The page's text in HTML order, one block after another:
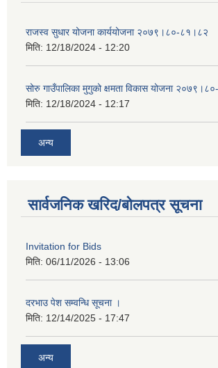
राजस्व सुधार योजना कार्ययोजना २०७९।८०-८१।८२
मिति: 12/18/2024 - 12:20
सोरु गाउँपालिका मुगुको क्षमता विकास योजना
मिति: 12/18/2024 - 12:17
अन्य
सार्वजनिक खरिद/बोलपत्र सूचना
Invitation for Bids
मिति: 06/11/2026 - 13:06
दरभाउ पेश सम्वन्धि सूचना ।
मिति: 12/14/2025 - 17:47
अन्य